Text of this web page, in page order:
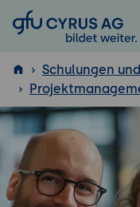
GFU Cyrus AG
Schulungen